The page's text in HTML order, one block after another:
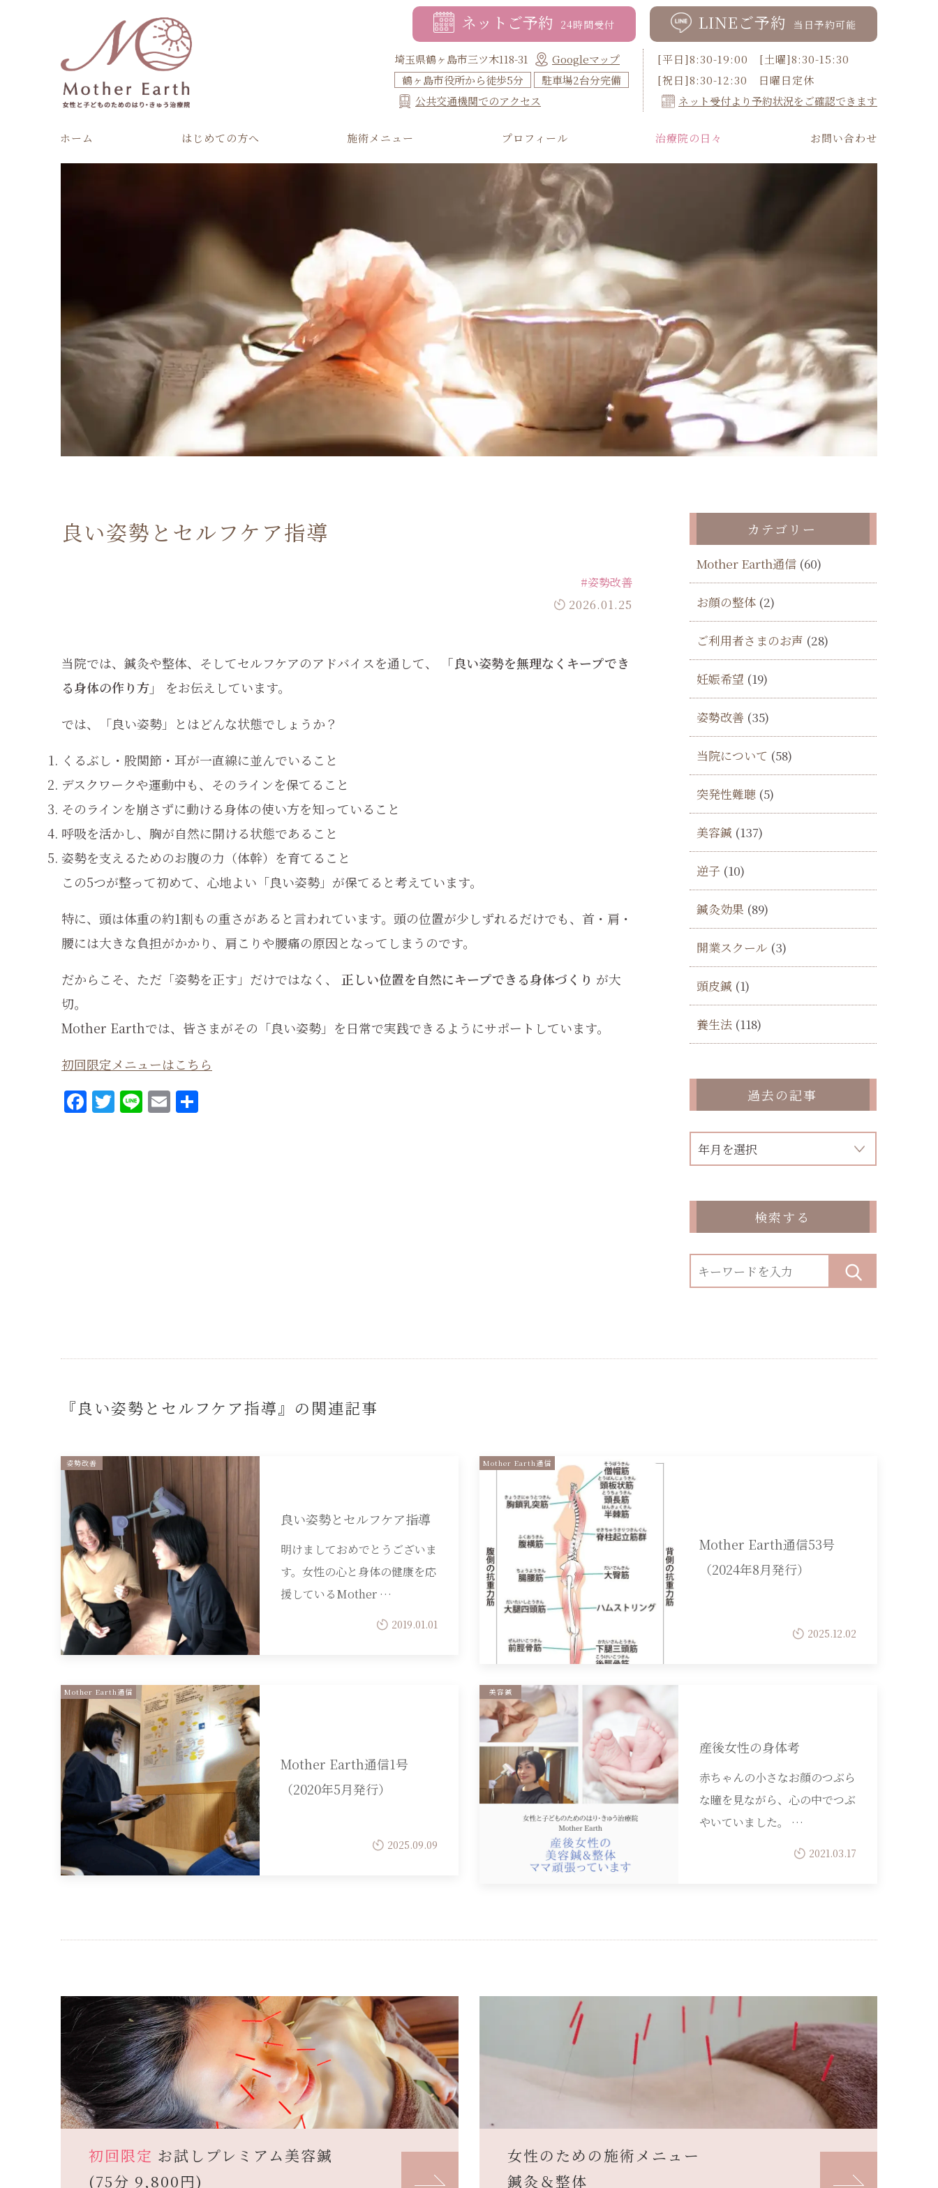
ネットご予約 24時間受付 LINEご予約 当日予約可能
埼玉県鶴ヶ島市三ツ木118-31
Googleマップ
鶴ヶ島市役所から徒歩5分
駐車場2台分完備
公共交通機関でのアクセス
[平日]8:30-19:00 [土曜]8:30-15:30
[祝日]8:30-12:30 日曜日定休
ネット受付より予約状況をご確認できます
ホーム はじめての方へ 施術メニュー プロフィール 治療院の日々 お問い合わせ
良い姿勢とセルフケア指導
#姿勢改善
2026.01.25
当院では、鍼灸や整体、そしてセルフケアのアドバイスを通して、
「良い姿勢を無理なくキープでき
る身体の作り方」
をお伝えしています。
では、「良い姿勢」とはどんな状態でしょうか？
くるぶし・股関節・耳が一直線に並んでいること
デスクワークや運動中も、そのラインを保てること
そのラインを崩さずに動ける身体の使い方を知っていること
呼吸を活かし、胸が自然に開ける状態であること
姿勢を支えるためのお腹の力（体幹）を育てること
この5つが整って初めて、心地よい「良い姿勢」が保てると考えています。
特に、頭は体重の約1割もの重さがあると言われています。頭の位置が少しずれるだけでも、首・肩・
腰には大きな負担がかかり、肩こりや腰痛の原因となってしまうのです。
だからこそ、ただ「姿勢を正す」だけではなく、 正しい位置を自然にキープできる身体づくり が大
切。
Mother Earthでは、皆さまがその「良い姿勢」を日常で実践できるようにサポートしています。
初回限定メニューはこちら
Facebook
Twitter
LineEmail
カテゴリー
Mother Earth通信 (60)
お顔の整体 (2)
ご利用者さまのお声 (28)
妊娠希望 (19)
姿勢改善 (35)
当院について (58)
突発性難聴 (5)
美容鍼 (137)
逆子 (10)
鍼灸効果 (89)
開業スクール (3)
頭皮鍼 (1)
養生法 (118)
過去の記事
検索する
『良い姿勢とセルフケア指導』の関連記事
姿勢改善
良い姿勢とセルフケア指導
明けましておめでとうございま
す。女性の心と身体の健康を応
援しているMother …
2019.01.01
Mother Earth通信
Mother Earth通信53号
（2024年8月発行）
2025.12.02
Mother Earth通信
Mother Earth通信1号
（2020年5月発行）
2025.09.09
美容鍼
産後女性の身体考
赤ちゃんの小さなお顔のつぶら
な瞳を見ながら、心の中でつぶ
やいていました。 …
2021.03.17
初回限定 お試しプレミアム美容鍼
(75分 9,800円)
女性のための施術メニュー
鍼灸＆整体